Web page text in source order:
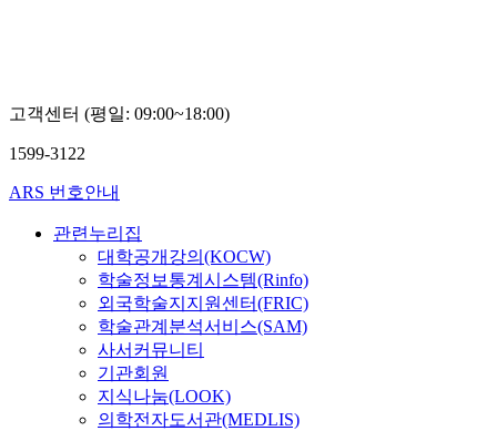
고객센터 (평일: 09:00~18:00)
1599-3122
ARS 번호안내
관련누리집
대학공개강의(KOCW)
학술정보통계시스템(Rinfo)
외국학술지지원센터(FRIC)
학술관계분석서비스(SAM)
사서커뮤니티
기관회원
지식나눔(LOOK)
의학전자도서관(MEDLIS)